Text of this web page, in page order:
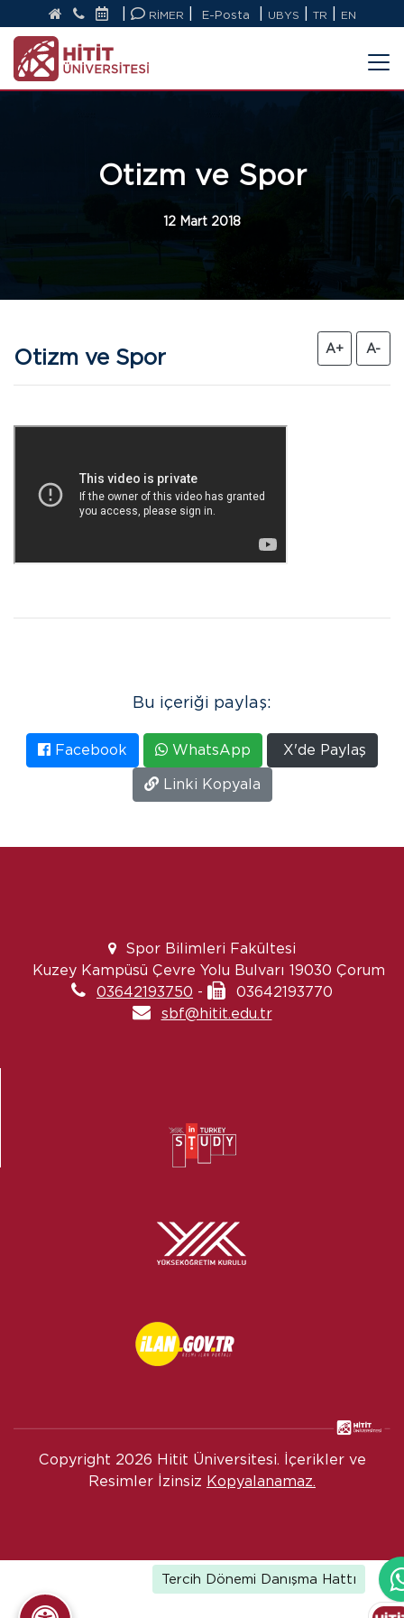
RİMER E-Posta UBYS TR EN
Otizm ve Spor
12 Mart 2018
Otizm ve Spor A+ A-
Bu içeriği paylaş:
Facebook WhatsApp
X'de Paylaş
Linki Kopyala
Spor Bilimleri Fakültesi
Kuzey Kampüsü Çevre Yolu Bulvarı 19030 Çorum
03642193750 -
03642193770
sbf@hitit.edu.tr
Copyright 2026 Hitit Üniversitesi. İçerikler ve
Resimler İzinsiz Kopyalanamaz.
Tercih Dönemi Danışma Hattı